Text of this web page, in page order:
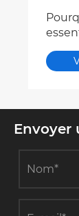
Envoyer